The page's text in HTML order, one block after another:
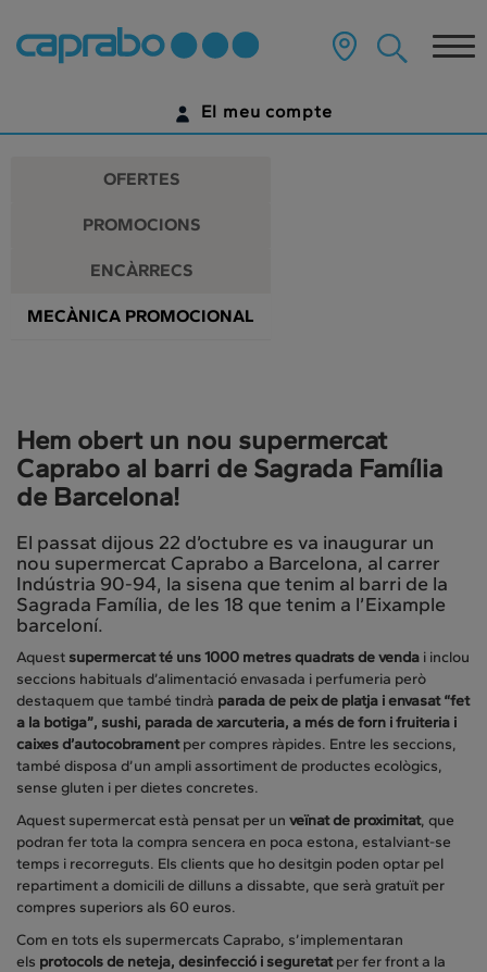
Promocions
descomptes
als
nostres
supermercats
contingut
pàgina
El meu compte
ENCARA NO TENS UN COMPTE DIGITAL?
OFERTES
PROMOCIONS
ENCÀRRECS
MECÀNICA PROMOCIONAL
Hem obert un nou supermercat
Caprabo al barri de Sagrada Família
de Barcelona!
El passat dijous 22 d’octubre es va inaugurar un
nou supermercat Caprabo a Barcelona, al carrer
Indústria 90-94, la sisena que tenim al barri de la
Sagrada Família, de les 18 que tenim a l’Eixample
barceloní.
Aquest supermercat té uns 1000 metres quadrats de venda i inclou
seccions habituals d’alimentació envasada i perfumeria però
destaquem que també tindrà parada de peix de platja i envasat “fet
a la botiga”, sushi, parada de xarcuteria, a més de forn i fruiteria i
caixes d’autocobramentper compres ràpides. Entre les seccions,
també disposa d’un ampli assortiment de productes ecològics,
sense gluten i per dietes concretes.
Aquest supermercat està pensat per un veïnat de proximitat, que
podran fer tota la compra sencera en poca estona, estalviant-se
temps i recorreguts. Els clients que ho desitgin poden optar pel
repartiment a domicili de dilluns a dissabte, que serà gratuït per
compres superiors als 60 euros.
Com en tots els supermercats Caprabo, s’implementaran
els protocols de neteja, desinfecció i seguretatper fer front a la